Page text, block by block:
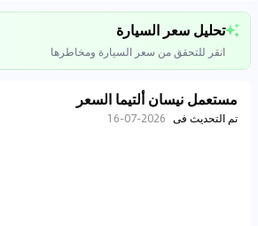
تحليل سعر السيارة
انقر للتحقق من سعر السيارة ومخاطرها
مستعمل نيسان ألتيما السعر
تم التحديث فى 2026-07-16